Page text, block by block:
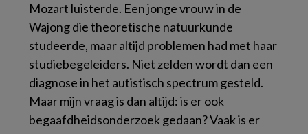
Mozart luisterde. Een jonge vrouw in de
Wajong die theoretische natuurkunde
studeerde, maar altijd problemen had met haar
studiebegeleiders. Niet zelden wordt dan een
diagnose in het autistisch spectrum gesteld.
Maar mijn vraag is dan altijd: is er ook
begaafdheidsonderzoek gedaan? Vaak is er